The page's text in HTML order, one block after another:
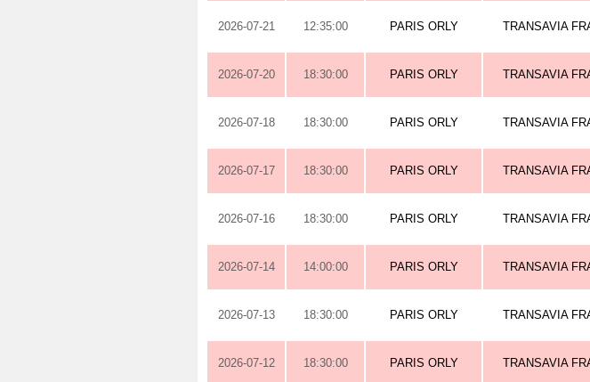
2026-07-21 12:35:00 PARIS ORLY TRANSAVIA
2026-07-20 18:30:00 PARIS ORLY TRANSAVIA
2026-07-18 18:30:00 PARIS ORLY TRANSAVIA
2026-07-17 18:30:00 PARIS ORLY TRANSAVIA
2026-07-16 18:30:00 PARIS ORLY TRANSAVIA
2026-07-14 14:00:00 PARIS ORLY TRANSAVIA
2026-07-13 18:30:00 PARIS ORLY TRANSAVIA
2026-07-12 18:30:00 PARIS ORLY TRANSAVIA